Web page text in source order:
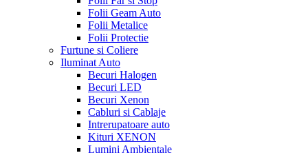
Folii Geam Auto
Folii Metalice
Folii Protectie
Furtune si Coliere
Iluminat Auto
Becuri Halogen
Becuri LED
Becuri Xenon
Cabluri si Cablaje
Intrerupatoare auto
Kituri XENON
Lumini Ambientale